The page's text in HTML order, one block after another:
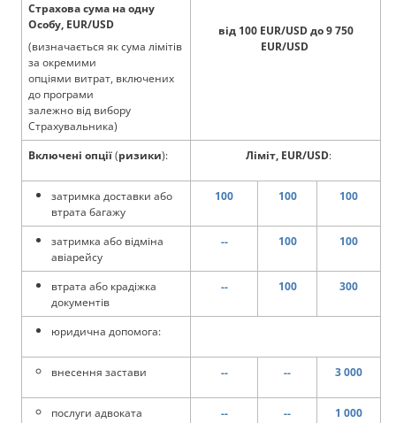
Страхова сума на одну
Особу, EUR/USD
(визначається як сума лімітів
за окремими
опціями витрат, включених
до програми
залежно від вибору
Страхувальника)
від 100 EUR/USD до 9 750
EUR/USD
Включені опції(ризики): Ліміт, EUR/USD:
затримка доставки або
втрата багажу
100 100 100
затримка або відміна
авіарейсу
-- 100 100
втрата або крадіжка
документів
-- 100 300
юридична допомога:
внесення застави -- -- 3 000
послуги адвоката -- -- 1 000